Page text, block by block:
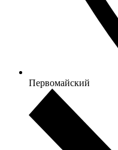
Первомайский